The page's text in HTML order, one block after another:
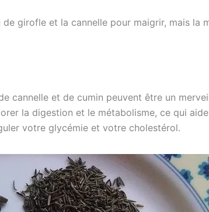
girofle et la cannelle pour maigrir, mais la
cannelle et de cumin peuvent être un
la digestion et le métabolisme, ce qui
votre glycémie et votre cholestérol.